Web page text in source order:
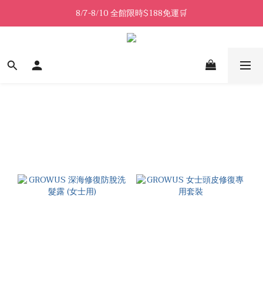
8/7-8/10 全館限時$188免運🛒
8/7-8/10 全館限時$188免運🛒
🔥8/7-8/10 滿$588立減$88🔥